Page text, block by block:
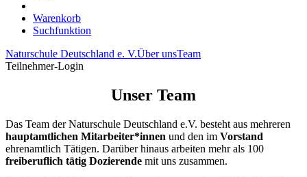
Warenkorb
Suchfunktion
Naturschule Deutschland e. V.Über unsTeam
Teilnehmer-Login
Unser Team
Das Team der Naturschule Deutschland e.V. besteht aus mehreren
hauptamtlichen Mitarbeiter*innen und den im Vorstand
ehrenamtlich Tätigen. Darüber hinaus arbeiten mehr als 100
freiberuflich tätig Dozierende mit uns zusammen.